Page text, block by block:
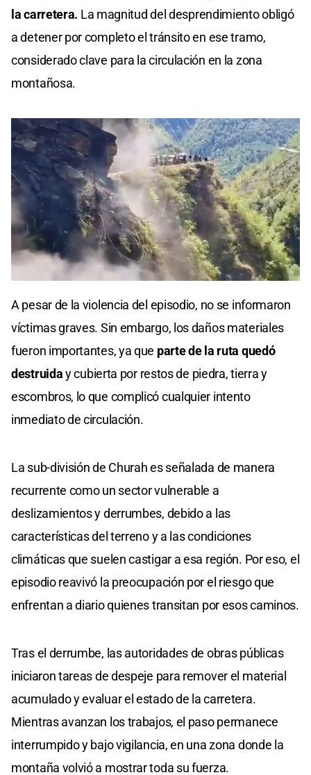
la carretera. La magnitud del desprendimiento obligó
a detener por completo el tránsito en ese tramo,
considerado clave para la circulación en la zona
montañosa.
of
seconds
Cargando anuncio
A pesar de la violencia del episodio, no se informaron
víctimas graves. Sin embargo, los daños materiales
fueron importantes, ya que parte de la ruta quedó
destruiday cubierta por restos de piedra, tierra y
escombros, lo que complicó cualquier intento
inmediato de circulación.
La sub-división de Churah es señalada de manera
recurrente como un sector vulnerable a
deslizamientos y derrumbes, debido a las
características del terreno y a las condiciones
climáticas que suelen castigar a esa región. Por eso, el
episodio reavivó la preocupación por el riesgo que
enfrentan a diario quienes transitan por esos caminos.
Tras el derrumbe, las autoridades de obras públicas
iniciaron tareas de despeje para remover el material
acumulado y evaluar el estado de la carretera.
Mientras avanzan los trabajos, el paso permanece
interrumpido y bajo vigilancia, en una zona donde la
montaña volvió a mostrar toda su fuerza.